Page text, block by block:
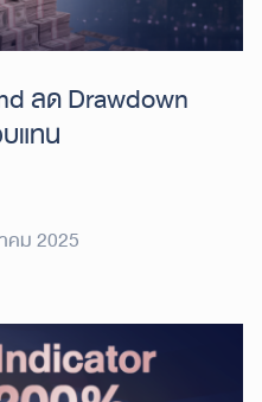
ลด Drawdown
แทน
คม 2025